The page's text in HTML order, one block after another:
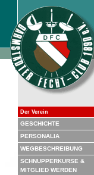
Der Verein
GESCHICHTE
PERSONALIA
WEGBESCHREIBUNG
SCHNUPPERKURSE &
MITGLIED WERDEN